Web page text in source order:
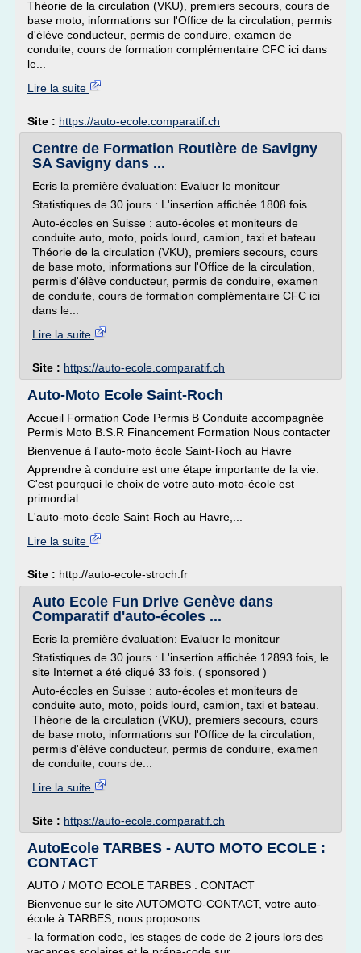
Théorie de la circulation (VKU), premiers secours, cours de
base moto, informations sur l'Office de la circulation, permis
d'élève conducteur, permis de conduire, examen de
conduite, cours de formation complémentaire CFC ici dans
le...
Lire la suite
Site : https://auto-ecole.comparatif.ch
Centre de Formation Routière de Savigny
SA Savigny dans ...
Ecris la première évaluation: Evaluer le moniteur
Statistiques de 30 jours : L'insertion affichée 1808 fois.
Auto-écoles en Suisse : auto-écoles et moniteurs de
conduite auto, moto, poids lourd, camion, taxi et bateau.
Théorie de la circulation (VKU), premiers secours, cours
de base moto, informations sur l'Office de la circulation,
permis d'élève conducteur, permis de conduire, examen
de conduite, cours de formation complémentaire CFC ici
dans le...
Lire la suite
Site : https://auto-ecole.comparatif.ch
Auto-Moto Ecole Saint-Roch
Accueil Formation Code Permis B Conduite accompagnée
Permis Moto B.S.R Financement Formation Nous contacter
Bienvenue à l'auto-moto école Saint-Roch au Havre
Apprendre à conduire est une étape importante de la vie.
C'est pourquoi le choix de votre auto-moto-école est
primordial.
L'auto-moto-école Saint-Roch au Havre,...
Lire la suite
Site : http://auto-ecole-stroch.fr
Auto Ecole Fun Drive Genève dans
Comparatif d'auto-écoles ...
Ecris la première évaluation: Evaluer le moniteur
Statistiques de 30 jours : L'insertion affichée 12893 fois, le
site Internet a été cliqué 33 fois. ( sponsored )
Auto-écoles en Suisse : auto-écoles et moniteurs de
conduite auto, moto, poids lourd, camion, taxi et bateau.
Théorie de la circulation (VKU), premiers secours, cours
de base moto, informations sur l'Office de la circulation,
permis d'élève conducteur, permis de conduire, examen
de conduite, cours de...
Lire la suite
Site : https://auto-ecole.comparatif.ch
AutoEcole TARBES - AUTO MOTO ECOLE :
CONTACT
AUTO / MOTO ECOLE TARBES : CONTACT
Bienvenue sur le site AUTOMOTO-CONTACT, votre auto-
école à TARBES, nous proposons:
- la formation code, les stages de code de 2 jours lors des